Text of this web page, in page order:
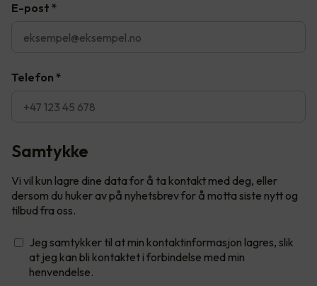
E-post *
Telefon *
Samtykke
Vi vil kun lagre dine data for å ta kontakt med deg, eller
dersom du huker av på nyhetsbrev for å motta siste nytt og
tilbud fra oss.
Jeg samtykker til at min kontaktinformasjon lagres, slik
at jeg kan bli kontaktet i forbindelse med min
henvendelse.